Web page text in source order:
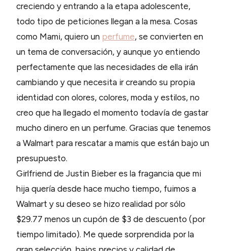
creciendo y entrando a la etapa adolescente,
todo tipo de peticiones llegan a la mesa. Cosas
como Mami, quiero un perfume, se convierten en
un tema de conversación, y aunque yo entiendo
perfectamente que las necesidades de ella irán
cambiando y que necesita ir creando su propia
identidad con olores, colores, moda y estilos, no
creo que ha llegado el momento todavía de gastar
mucho dinero en un perfume. Gracias que tenemos
a Walmart para rescatar a mamis que están bajo un
presupuesto.
Girlfriend de Justin Bieber es la fragancia que mi
hija quería desde hace mucho tiempo, fuimos a
Walmart y su deseo se hizo realidad por sólo
$29.77 menos un cupón de $3 de descuento (por
tiempo limitado). Me quede sorprendida por la